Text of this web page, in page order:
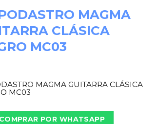
MAGMA
CLÁSICA
MC03
MAGMA GUITARRA CLÁSICA
MC03
COMPRAR POR WHATSAPP